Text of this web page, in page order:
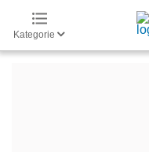
Kategorie